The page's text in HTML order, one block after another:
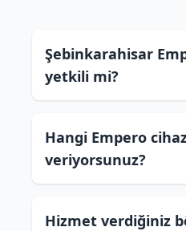
Şebinkarahisar
yetkili mi?
Hangi Empero
veriyorsunuz?
Hizmet verdiğiniz